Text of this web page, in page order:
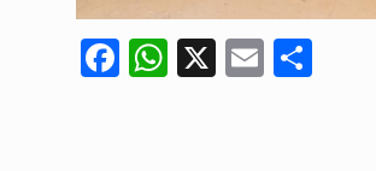
Facebook
WhatsApp
X Email